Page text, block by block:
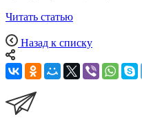
Читать статью
Назад к списку